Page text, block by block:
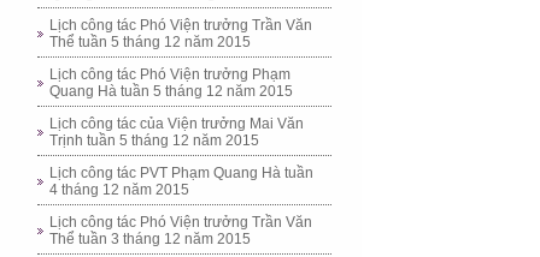
Lịch công tác Phó Viện trưởng Trần Văn
Thể tuần 5 tháng 12 năm 2015
Lịch công tác Phó Viện trưởng Phạm
Quang Hà tuần 5 tháng 12 năm 2015
Lịch công tác của Viện trưởng Mai Văn
Trịnh tuần 5 tháng 12 năm 2015
Lịch công tác PVT Phạm Quang Hà tuần
4 tháng 12 năm 2015
Lịch công tác Phó Viện trưởng Trần Văn
Thể tuần 3 tháng 12 năm 2015